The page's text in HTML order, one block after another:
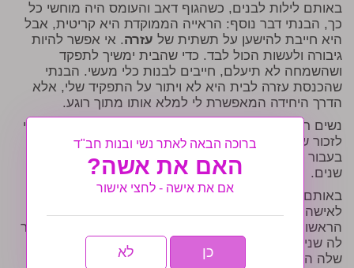
באותם לילות לבנים, כשהגוף דאב והעומס היה מוחשי כל
כך, הבנתי דבר נוסף: הראייה הממוקדת היא קריטית, אבל
היא חייבת להישען על תשתית של עזרה. אי אפשר להיות
גיבורה ולעשות הכול לבד. כדי שהבית ימשיך לתפקד
ושהשמחה לא תיעלם, חייבים לבנות כלי מעשי. הבנתי
שהכנסת עזרה לבית היא לא ויתור על התפקיד שלי, אלא
הדרך היחידה המאפשרת לי למלא אותו מתוך רוגע.
נשים רבות מוותרות על עזרה כי "חבל על הכסף", אך כדאי
לזכור שהקדוש ברוך הוא שולח לנו את התקציב במיוחד
בעבור המטרה הזו. העזרה נדרשת עכשיו, לא בעוד עשר
שנים.
באותם ימים מאתגרים החלטתי לפעול לפי הדרכת הרבי
לאישה מקראון הייטס – לצאת לרחוב ולשאול את האדם
הראשון שיגיע אם הוא יכול לעזור. לה הרבי שלח כושי שעזר
לה שנים. אני מצאתי בחורה נחמדה שסיפרה לי שאימא
שלה הביאה עוזרות חדשות מאוקראינה…
ברוכה הבאה לאתר נשי ובנות חב"ד
האם את אשה?
אם את אישה - לחצי אישור
כן לא